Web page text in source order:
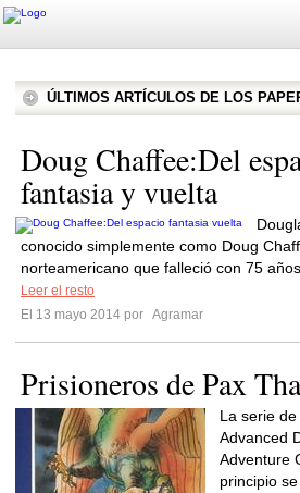
ÚLTIMOS ARTÍCULOS DE LOS
Doug Chaffee:Del
fantasia y vuelta
conocido simplemente como Doug
norteamericano que falleció con 75
Leer el resto
El 13 mayo 2014 por Agramar
Prisioneros de Pax
La serie
Advanced
Adventure
principio